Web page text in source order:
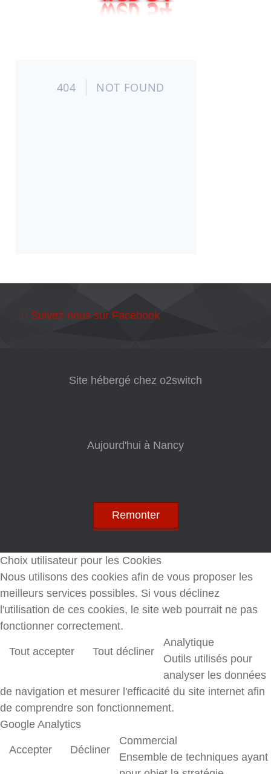
Suivez-nous sur Facebook
Site hébergé chez o2switch
Aujourd'hui à Nancy
Remonter
Choix utilisateur pour les Cookies
Nous utilisons des cookies afin de vous proposer les
meilleurs services possibles. Si vous déclinez
l'utilisation de ces cookies, le site web pourrait ne pas
fonctionner correctement.
Tout accepter Tout décliner
Analytique
Outils utilisés pour
analyser les données
de navigation et mesurer l'efficacité du site internet afin
de comprendre son fonctionnement.
Google Analytics
Accepter Décliner
Commercial
Ensemble de techniques ayant